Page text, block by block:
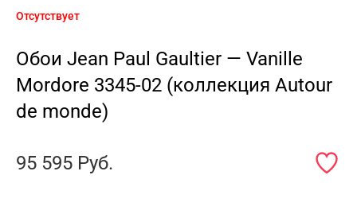
Отсутствует
Обои Jean Paul Gaultier — Vanille
Mordore 3345-02 (коллекция Autour
de monde)
95 595 Руб.